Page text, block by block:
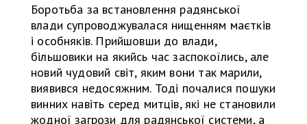
Боротьба за встановлення радянської
влади супроводжувалася нищенням маєтків
і особняків. Прийшовши до влади,
більшовики на якийсь час заспокоїлись, але
новий чудовий світ, яким вони так марили,
виявився недосяжним. Тоді почалися пошуки
винних навіть серед митців, які не становили
жодної загрози для радянської системи, а